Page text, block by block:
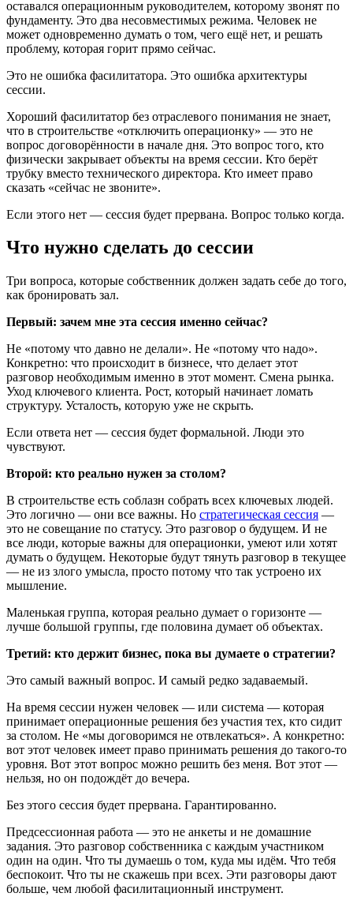
оставался операционным руководителем, которому звонят по
фундаменту. Это два несовместимых режима. Человек не
может одновременно думать о том, чего ещё нет, и решать
проблему, которая горит прямо сейчас.
Это не ошибка фасилитатора. Это ошибка архитектуры
сессии.
Хороший фасилитатор без отраслевого понимания не знает,
что в строительстве «отключить операционку» — это не
вопрос договорённости в начале дня. Это вопрос того, кто
физически закрывает объекты на время сессии. Кто берёт
трубку вместо технического директора. Кто имеет право
сказать «сейчас не звоните».
Если этого нет — сессия будет прервана. Вопрос только когда.
Что нужно сделать до сессии
Три вопроса, которые собственник должен задать себе до того,
как бронировать зал.
Первый: зачем мне эта сессия именно сейчас?
Не «потому что давно не делали». Не «потому что надо».
Конкретно: что происходит в бизнесе, что делает этот
разговор необходимым именно в этот момент. Смена рынка.
Уход ключевого клиента. Рост, который начинает ломать
структуру. Усталость, которую уже не скрыть.
Если ответа нет — сессия будет формальной. Люди это
чувствуют.
Второй: кто реально нужен за столом?
В строительстве есть соблазн собрать всех ключевых людей.
Это логично — они все важны. Но стратегическая сессия —
это не совещание по статусу. Это разговор о будущем. И не
все люди, которые важны для операционки, умеют или хотят
думать о будущем. Некоторые будут тянуть разговор в текущее
— не из злого умысла, просто потому что так устроено их
мышление.
Маленькая группа, которая реально думает о горизонте —
лучше большой группы, где половина думает об объектах.
Третий: кто держит бизнес, пока вы думаете о стратегии?
Это самый важный вопрос. И самый редко задаваемый.
На время сессии нужен человек — или система — которая
принимает операционные решения без участия тех, кто сидит
за столом. Не «мы договоримся не отвлекаться». А конкретно:
вот этот человек имеет право принимать решения до такого-то
уровня. Вот этот вопрос можно решить без меня. Вот этот —
нельзя, но он подождёт до вечера.
Без этого сессия будет прервана. Гарантированно.
Предсессионная работа — это не анкеты и не домашние
задания. Это разговор собственника с каждым участником
один на один. Что ты думаешь о том, куда мы идём. Что тебя
беспокоит. Что ты не скажешь при всех. Эти разговоры дают
больше, чем любой фасилитационный инструмент.